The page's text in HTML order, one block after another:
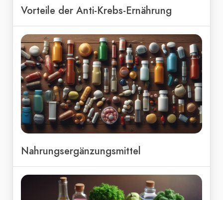
Vorteile der Anti-Krebs-Ernährung
Nahrungsergänzungsmittel